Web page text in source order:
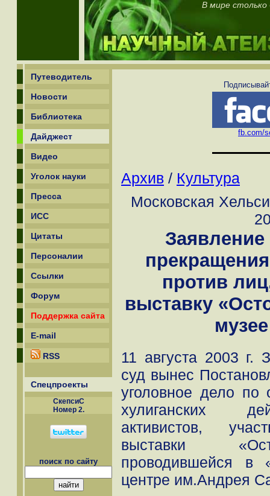
В мире
Путеводитель
Новости
Библиотека
Дайджест
Видео
Уголок науки
Пресса
ИСС
Цитаты
Персоналии
Ссылки
Форум
Поддержка сайта
E-mail
RSS
Спецпроекты
СкепсиС
Номер 2.
поиск по сайту
fb.com/
Архив / Культура
Московская
против
выставку
11 августа 2003 г.
суд вынес
уголовное дело по
хулиганских
активистов,
выставки
проводившейся в
центре им.Андрея